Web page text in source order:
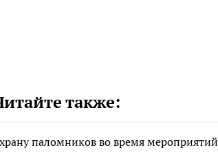
также:
паломников во время мероприятий